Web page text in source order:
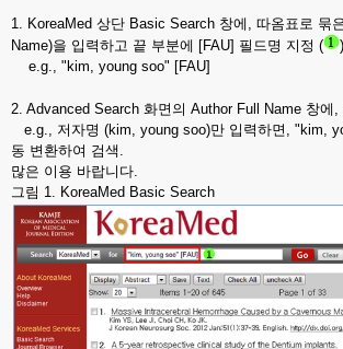
1. KoreaMed 상단 Basic Search 창에, 따옴표로 묶
Name)을 입력하고 끝 부분에 [FAU] 필드명 지정 (
)
e.g., "kim, young soo" [FAU]
2. Advanced Search 화면의 Author Full Name 창에
e.g., 저자명 (kim, young soo)만 입력하면, "kim,
동 변환하여 검색.
많은 이용 바랍니다.
그림 1. KoreaMed Basic Search